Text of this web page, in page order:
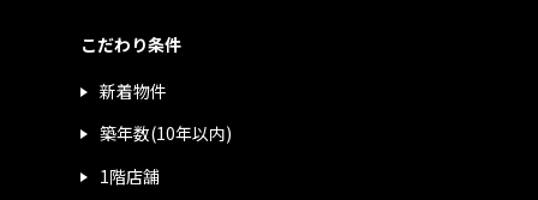
こだわり条件
新着物件
築年数(10年以内)
1階店舗